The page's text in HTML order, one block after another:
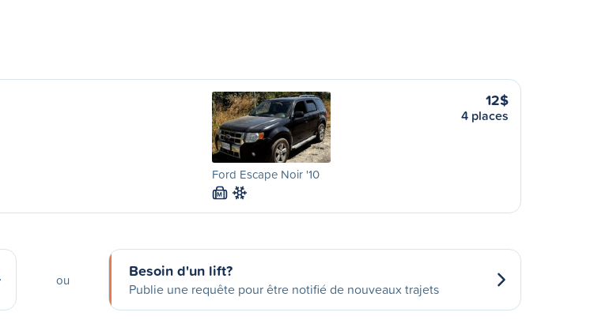
Ford Escape Noir '10
M
12$
4 places
ou Besoin d'un lift?
Publie une requête pour être notifié de nouveaux trajets